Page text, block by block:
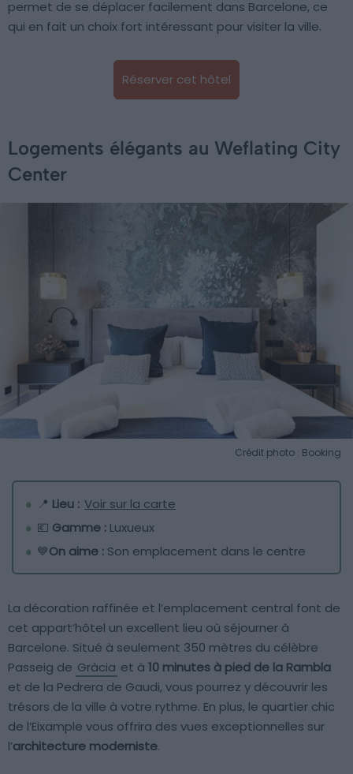
permet de se déplacer facilement dans Barcelone, ce
qui en fait un choix fort intéressant pour visiter la ville.
Réserver cet hôtel
Logements élégants au Weflating City
Center
Crédit photo : Booking
📍 Lieu : Voir sur la carte
💶 Gamme : Luxueux
💙On aime : Son emplacement dans le centre
La décoration raffinée et l’emplacement central font de
cet appart’hôtel un excellent lieu où séjourner à
Barcelone. Situé à seulement 350 mètres du célèbre
Passeig de Gràcia et à 10 minutes à pied de la Rambla
et de la Pedrera de Gaudi, vous pourrez y découvrir les
trésors de la ville à votre rythme. En plus, le quartier chic
de l’Eixample vous offrira des vues exceptionnelles sur
l’architecture moderniste.